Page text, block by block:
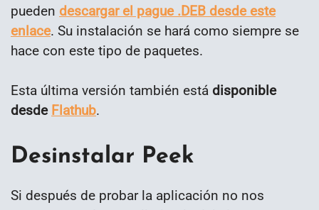
pueden descargar el pague .DEB desde este
enlace. Su instalación se hará como siempre se
hace con este tipo de paquetes.
Esta última versión también está disponible
desde Flathub.
Desinstalar Peek
Si después de probar la aplicación no nos